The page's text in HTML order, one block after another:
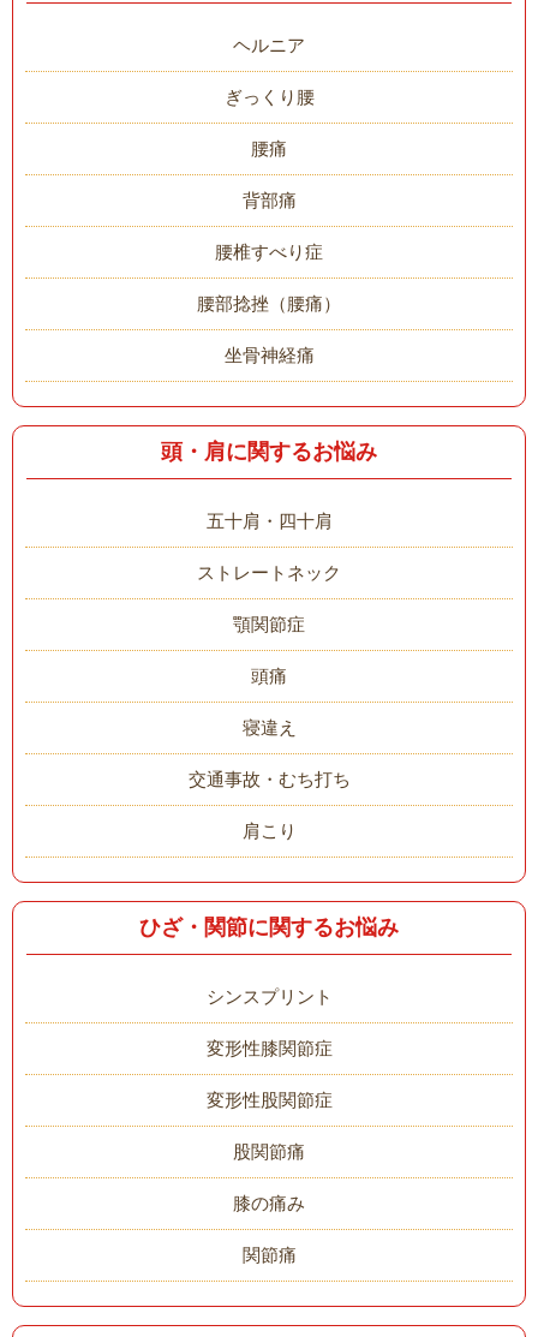
ヘルニア
ぎっくり腰
腰痛
背部痛
腰椎すべり症
腰部捻挫（腰痛）
坐骨神経痛
頭・肩に関するお悩み
五十肩・四十肩
ストレートネック
顎関節症
頭痛
寝違え
交通事故・むち打ち
肩こり
ひざ・関節に関するお悩み
シンスプリント
変形性膝関節症
変形性股関節症
股関節痛
膝の痛み
関節痛